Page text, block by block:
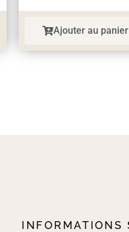
Ajouter au panier
INFORMATIONS